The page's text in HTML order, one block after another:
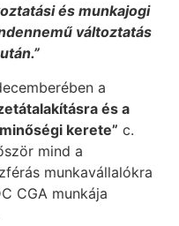
és munkajogi
változtatás
a
és a
kerete” c.
mind a
munkavállalókra
CGA munkája